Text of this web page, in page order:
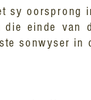
sy oorsprong
einde
sonwyser in